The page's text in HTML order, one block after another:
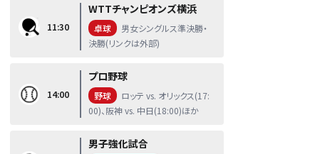
11:30
WTTチャンピオンズ横浜
卓球
男女シングルス準決勝・
決勝(リンクは外部)
14:00
プロ野球
野球
ロッテ vs. オリックス(17:
00)、阪神 vs. 中日(18:00)ほか
男子強化試合